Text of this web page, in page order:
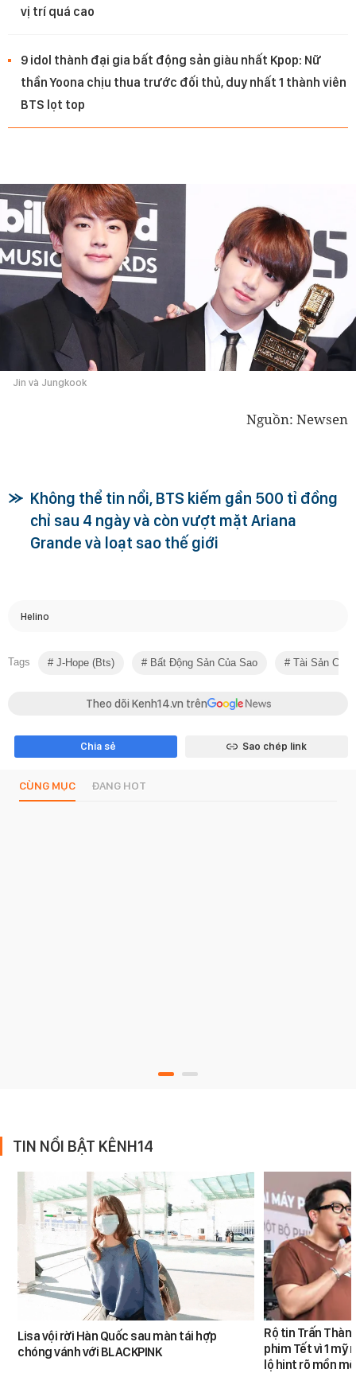
vị trí quá cao
9 idol thành đại gia bất động sản giàu nhất Kpop: Nữ
thần Yoona chịu thua trước đối thủ, duy nhất 1 thành viên
BTS lọt top
Jin và Jungkook
Nguồn: Newsen
Không thể tin nổi, BTS kiếm gần 500 tỉ đồng
chỉ sau 4 ngày và còn vượt mặt Ariana
Grande và loạt sao thế giới
Helino
Tags J-Hope (bts) Bất Động Sản Của Sao Tài Sản Của
Theo dõi Kenh14.vn trên
Chia sẻ Sao chép link
CÙNG MỤC ĐANG HOT
TIN NỔI BẬT KÊNH14
Lisa vội rời Hàn Quốc sau màn tái hợp
chóng vánh với BLACKPINK
Rộ tin Trấn
phim Tết vì 1 mỹ
lộ hint rõ mồn